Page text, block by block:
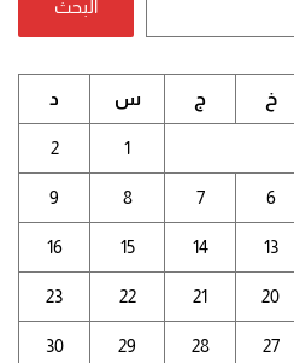
البحث
خ ج س د
1
2
6
7
8
9
13
14
15
16
20
21
22
23
27
28
29
30